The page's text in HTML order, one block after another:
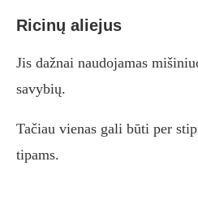
Ricinų aliejus
Jis dažnai naudojamas
savybių.
Tačiau vienas gali būti per
tipams.